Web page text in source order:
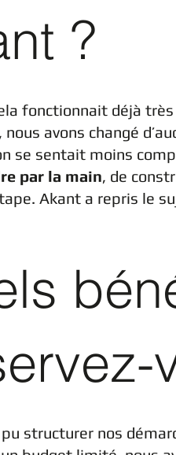
?
fonctionnait déjà très
avons changé
se sentait moins
par la main, de
Akant a repris le
structurer nos